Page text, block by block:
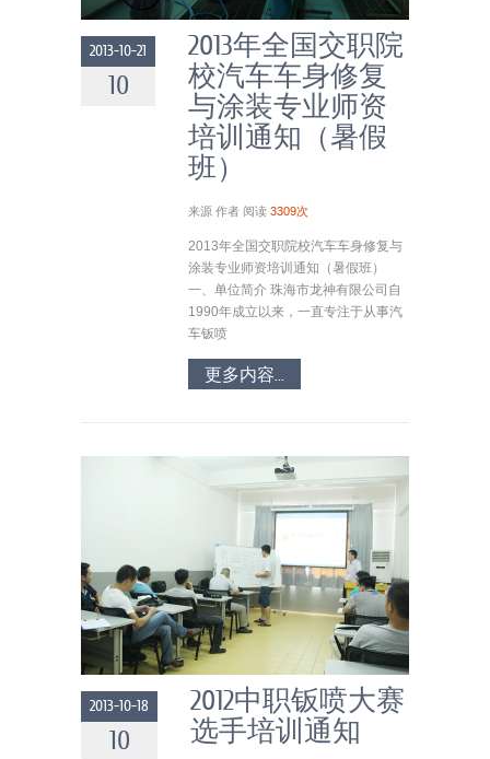
2013-10-21
10
2013年全国交职院
校汽车车身修复
与涂装专业师资
培训通知（暑假
班）
来源 作者 阅读 3309次
2013年全国交职院校汽车车身修复与
涂装专业师资培训通知（暑假班）
一、单位简介 珠海市龙神有限公司自
1990年成立以来，一直专注于从事汽
车钣喷
更多内容...
2013-10-18
10
2012中职钣喷大赛
选手培训通知